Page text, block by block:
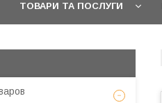
ТОВАРИ ТА ПОСЛУГИ